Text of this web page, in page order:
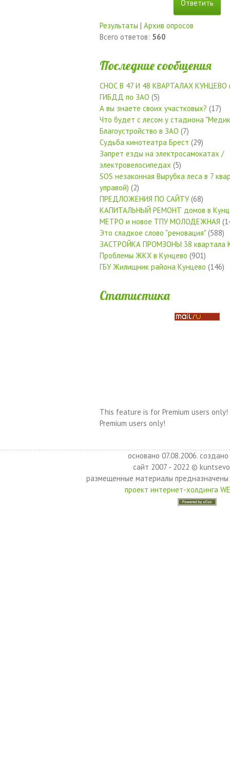
Результаты | Архив опросов
Всего ответов: 560
Последние сообщения
СНОС В 47 И 48 КВАРТАЛАХ КУНЦЕВО
ГИБДД по ЗАО (5)
А вы знаете своих участковых? (17)
Что будет с лесом у стадиона
Благоустройство в ЗАО (7)
Судьба кинотеатра Брест (29)
Запрет езды на электросамокатах /
электровелосипедах (5)
SOS незаконная Вырубка леса в 7
управой) (2)
ПРЕДЛОЖЕНИЯ ПО САЙТУ(68)
КАПИТАЛЬНЫЙ РЕМОНТ домов в
МЕТРО и новое ТПУ МОЛОДЕЖНАЯ
Это сладкое слово "реновация" (588)
ЗАСТРОЙКА ПРОМЗОНЫ 38 квартала
Проблемы ЖКХ в Кунцево (901)
ГБУ Жилищник района Кунцево (146)
Статистика
This feature is for Premium users only!
Premium users only!
основано 07.08.2006.
сайт 2007 - 2022 ©
размещенные материалы
проект интернет-холдинга